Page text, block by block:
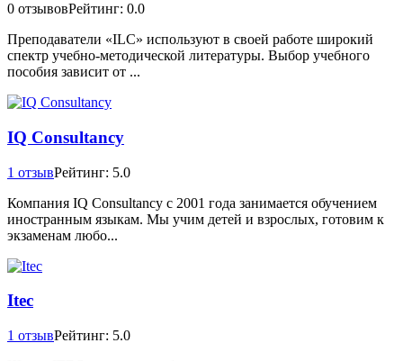
0 отзывовРейтинг: 0.0
Преподаватели «ILC» используют в своей работе широкий
спектр учебно-методической литературы. Выбор учебного
пособия зависит от ...
IQ Consultancy
1 отзывРейтинг: 5.0
Компания IQ Consultancy с 2001 года занимается обучением
иностранным языкам. Мы учим детей и взрослых, готовим к
экзаменам любо...
Itec
1 отзывРейтинг: 5.0